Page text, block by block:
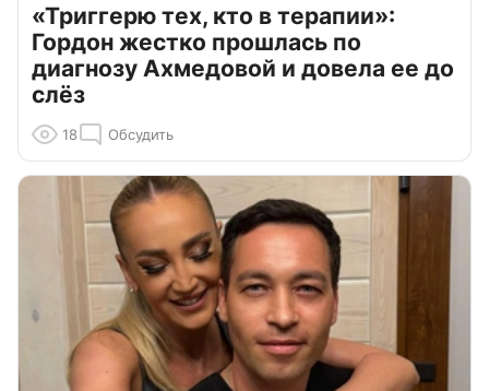
«Триггерю тех, кто в терапии»:
Гордон жестко прошлась по
диагнозу Ахмедовой и довела ее до
слёз
18 Обсудить